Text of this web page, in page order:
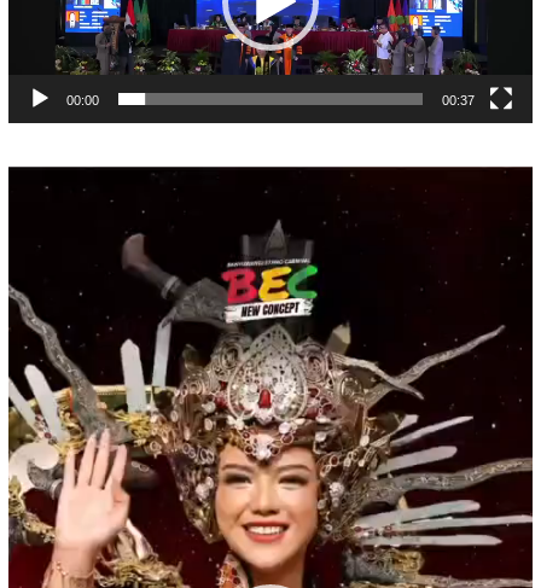
00:00 00:37